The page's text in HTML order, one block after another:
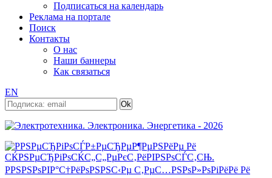
Подписаться на календарь
Реклама на портале
Поиск
Контакты
О нас
Наши баннеры
Как связаться
EN